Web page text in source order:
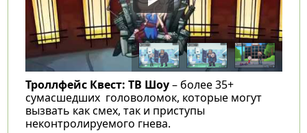
Троллфейс Квест: ТВ Шоу– более 35+
сумасшедших головоломок, которые могут
вызвать как смех, так и приступы
неконтролируемого гнева.